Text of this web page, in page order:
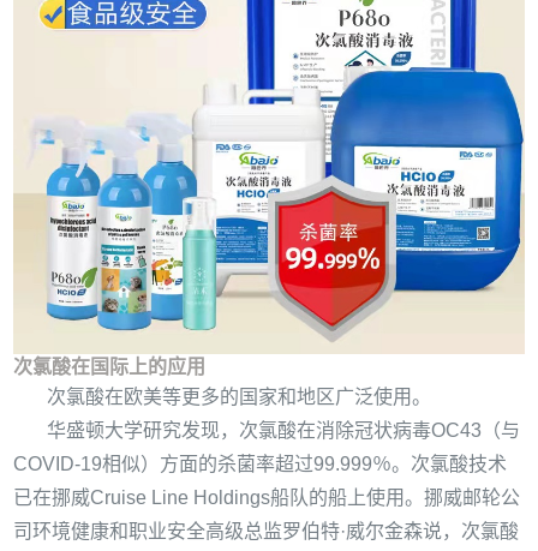
次氯酸在国际上的应用
次氯酸在欧美等更多的国家和地区广泛使用。
华盛顿大学研究发现，次氯酸在消除冠状病毒OC43 （与
COVID-19相似）方面的杀菌率超过99.999％。次氯酸技术
已在挪威Cruise Line Holdings船队的船上使用。挪威邮轮公
司环境健康和职业安全高级总监罗伯特·威尔金森说，次氯酸